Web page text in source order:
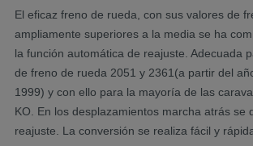
El eficaz freno de rueda, con sus valores de
ampliamente superiores a la media se ha
la función automática de reajuste. Adecuada
de freno de rueda 2051 y 2361(a partir del
1999) y con ello para la mayoría de las
KO. En los desplazamientos marcha atrás se
reajuste. La conversión se realiza fácil y